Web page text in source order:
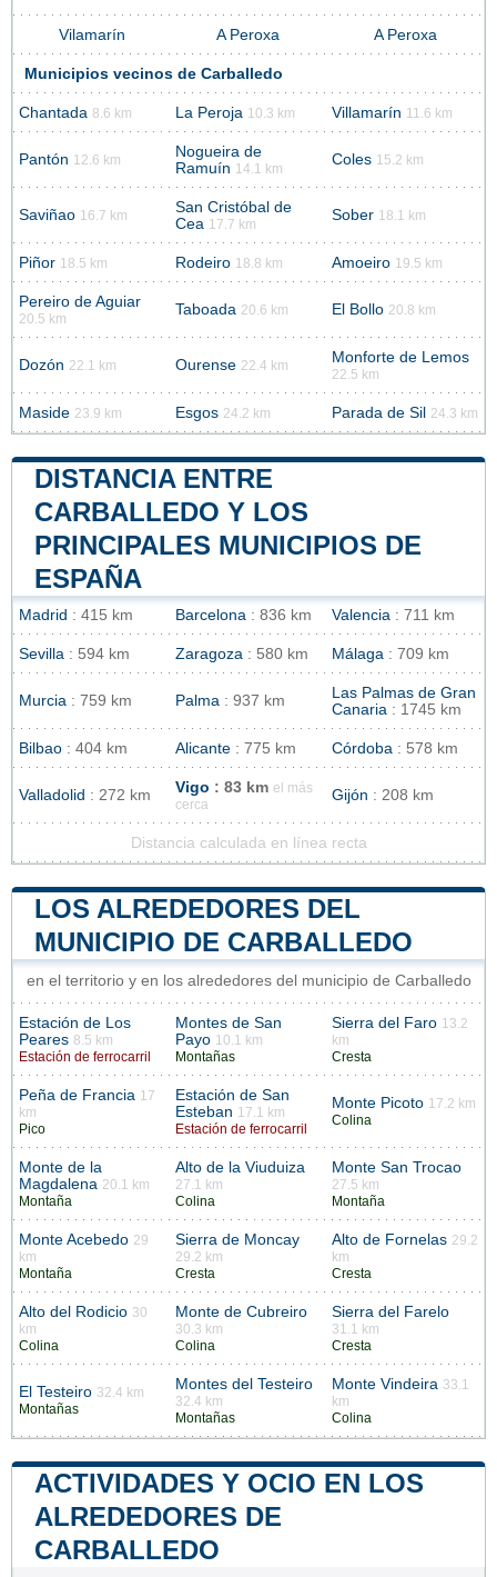
Vilamarín A Peroxa A Peroxa
Municipios vecinos de Carballedo
Chantada 8.6 km La Peroja 10.3 km Villamarín 11.6 km
Pantón 12.6 km
Nogueira de
Ramuín 14.1 km
Coles 15.2 km
Saviñao 16.7 km
San Cristóbal de
Cea 17.7 km
Sober 18.1 km
Piñor 18.5 km Rodeiro 18.8 km Amoeiro 19.5 km
Pereiro de Aguiar
20.5 km
Taboada 20.6 km El Bollo 20.8 km
Dozón 22.1 km Ourense 22.4 km Monforte de Lemos
22.5 km
Maside 23.9 km Esgos 24.2 km Parada de Sil 24.3 km
DISTANCIA ENTRE
CARBALLEDO Y LOS
PRINCIPALES MUNICIPIOS DE
ESPAÑA
Madrid : 415 km Barcelona : 836 km Valencia : 711 km
Sevilla : 594 km Zaragoza : 580 km Málaga : 709 km
Murcia : 759 km Palma : 937 km
Las Palmas de Gran
Canaria : 1745 km
Bilbao : 404 km Alicante : 775 km Córdoba : 578 km
Valladolid : 272 km Vigo : 83 km el más
cerca
Gijón : 208 km
Distancia calculada en línea recta
LOS ALREDEDORES DEL
MUNICIPIO DE CARBALLEDO
en el territorio y en los alrededores del municipio de Carballedo
Estación de Los
Peares 8.5 km
Estación de ferrocarril
Montes de San
Payo 10.1 km
Montañas
Sierra del Faro 13.2
km
Cresta
Peña de Francia 17
km
Pico
Estación de San
Esteban 17.1 km
Estación de ferrocarril
Monte Picoto 17.2 km
Colina
Monte de la
Magdalena 20.1 km
Montaña
Alto de la Viuduiza
27.1 km
Colina
Monte San Trocao
27.5 km
Montaña
Monte Acebedo 29
km
Montaña
Sierra de Moncay
29.2 km
Cresta
Alto de Fornelas 29.2
km
Cresta
Alto del Rodicio 30
km
Colina
Monte de Cubreiro
30.3 km
Colina
Sierra del Farelo
31.1 km
Cresta
El Testeiro 32.4 km
Montañas
Montes del Testeiro
32.4 km
Montañas
Monte Vindeira 33.1
km
Colina
ACTIVIDADES Y OCIO EN LOS
ALREDEDORES DE
CARBALLEDO